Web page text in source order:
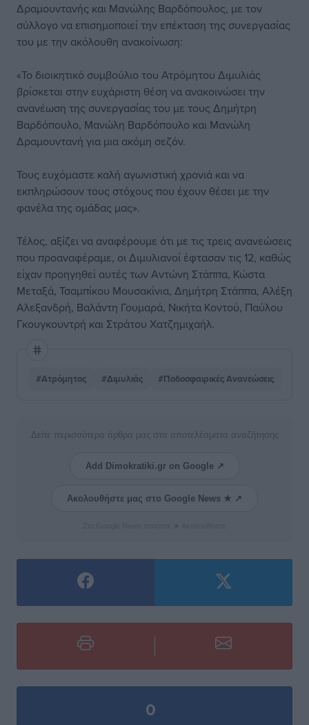
Δραμουντανής και Μανώλης Βαρδόπουλος, με τον
σύλλογο να επισημοποιεί την επέκταση της συνεργασίας
του με την ακόλουθη ανακοίνωση:
«Το διοικητικό συμβούλιο του Ατρόμητου Διμυλιάς
βρίσκεται στην ευχάριστη θέση να ανακοινώσει την
ανανέωση της συνεργασίας του με τους Δημήτρη
Βαρδόπουλο, Μανώλη Βαρδόπουλο και Μανώλη
Δραμουντανή για μια ακόμη σεζόν.
Τους ευχόμαστε καλή αγωνιστική χρονιά και να
εκπληρώσουν τους στόχους που έχουν θέσει με την
φανέλα της ομάδας μας».
Τέλος, αξίζει να αναφέρουμε ότι με τις τρεις ανανεώσεις
που προαναφέραμε, οι Διμυλιανοί έφτασαν τις 12, καθώς
είχαν προηγηθεί αυτές των Αντώνη Στάππα, Κώστα
Μεταξά, Τσαμπίκου Μουσακίνια, Δημήτρη Στάππα, Αλέξη
Αλεξανδρή, Βαλάντη Γουμαρά, Νικήτα Κοντού, Παύλου
Γκουγκουντρή και Στράτου Χατζημιχαήλ.
#Ατρόμητος #Διμυλιάς #Ποδοσφαιρικές Ανανεώσεις
Δείτε περισσότερα άρθρα μας στα αποτελέσματα αναζήτησης
Add Dimokratiki.gr on Google ↗
Ακολουθήστε μας στο Google News ★ ↗
0